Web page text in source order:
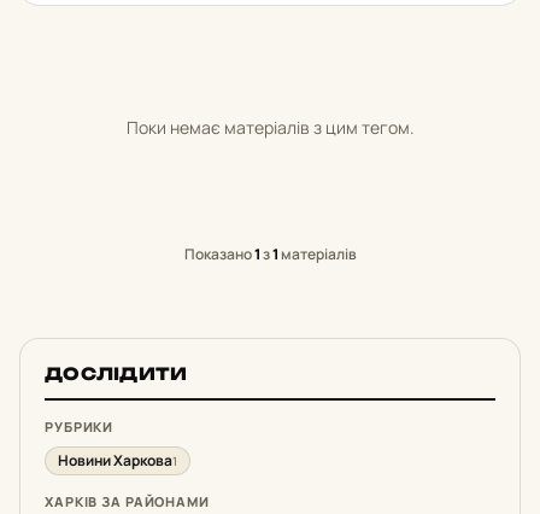
Поки немає матеріалів з цим тегом.
Показано1з1матеріалів
ДОСЛІДИТИ
РУБРИКИ
Новини Харкова1
ХАРКІВ ЗА РАЙОНАМИ